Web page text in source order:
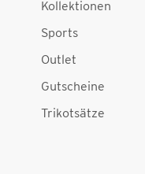
Kollektionen
Sports
Outlet
Gutscheine
Trikotsätze